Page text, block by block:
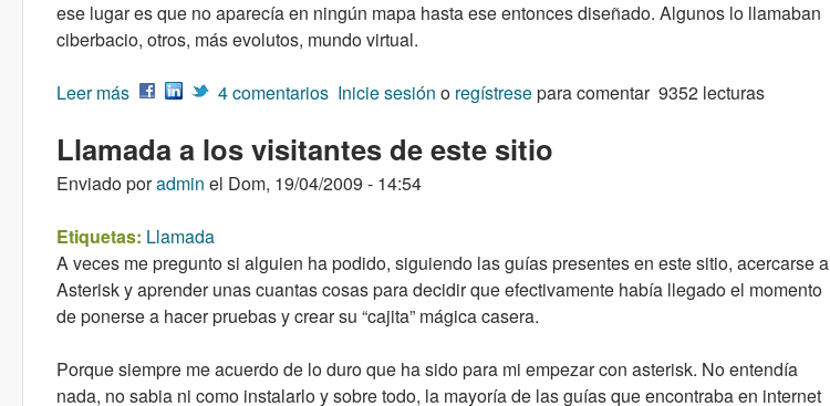
ese lugar es que no aparecía en ningún mapa hasta ese entonces diseñado. Algunos lo llamaban
ciberbacio, otros, más evolutos, mundo virtual.
Leer más sobre Porque donar es una elección eticamente noble
4 comentarios Inicie sesión o regístresepara comentar 9352 lecturas
Llamada a los visitantes de este sitio
Enviado poradmin el Dom, 19/04/2009 - 14:54
Etiquetas: Llamada
A veces me pregunto si alguien ha podido, siguiendo las guías presentes en este sitio, acercarse a
Asterisk y aprender unas cuantas cosas para decidir que efectivamente había llegado el momento
de ponerse a hacer pruebas y crear su “cajita” mágica casera.
Porque siempre me acuerdo de lo duro que ha sido para mi empezar con asterisk. No entendía
nada, no sabia ni como instalarlo y sobre todo, la mayoría de las guías que encontraba en internet